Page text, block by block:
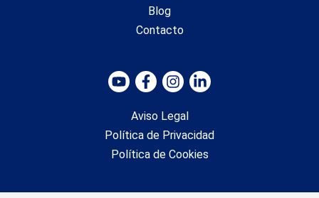
Blog
Contacto
Aviso Legal
Política de Privacidad
Política de Cookies